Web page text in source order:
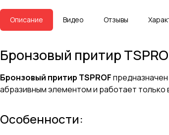
Описание Видео Отзывы
Бронзовый притир
Бронзовый притир TSPROF
абразивным элементом и работает только
Особенности: